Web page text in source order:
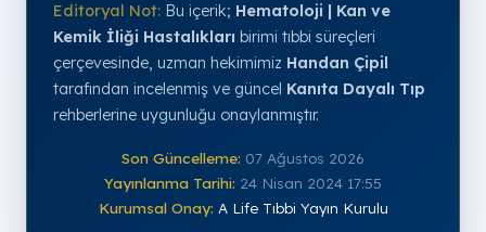
Editoryal Not: Bu içerik; Hematoloji | Kan ve
Kemik İliği Hastalıkları birimi tıbbi süreçleri
çerçevesinde, uzman hekimimiz Handan Çipil
tarafından incelenmiş ve güncel Kanıta Dayalı Tıp
rehberlerine uygunluğu onaylanmıştır.
Son Güncelleme: 07 Ağustos 2026
Yayınlanma Tarihi: 24 Nisan 2024 17:55
Kurumsal Onay: A Life Tıbbi Yayın Kurulu